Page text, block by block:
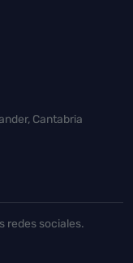
Cantabria
redes sociales.